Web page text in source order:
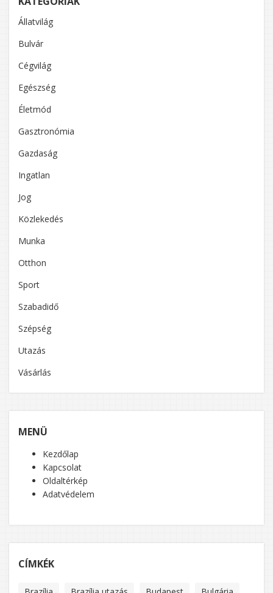
Állatvilág
Bulvár
Cégvilág
Egészség
Életmód
Gasztronómia
Gazdaság
Ingatlan
Jog
Közlekedés
Munka
Otthon
Sport
Szabadidő
Szépség
Utazás
Vásárlás
MENÜ
Kezdőlap
Kapcsolat
Oldaltérkép
Adatvédelem
CÍMKÉK